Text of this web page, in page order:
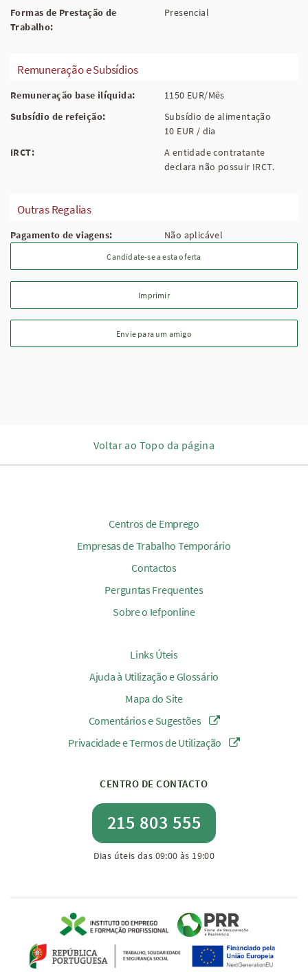
Formas de Prestação de
Trabalho:
Presencial
Remuneração e Subsídios
Remuneração base ilíquida:
1150 EUR/Mês
Subsídio de refeição:
Subsídio de alimentação
10 EUR / dia
IRCT:
A entidade contratante
declara não possuir IRCT.
Outras Regalias
Pagamento de viagens: Não aplicável
Candidate-se a esta oferta
Imprimir
Envie para um amigo
Voltar ao Topo da página
Centros de Emprego
Empresas de Trabalho Temporário
Contactos
Perguntas Frequentes
Sobre o Iefponline
Links Úteis
Ajuda à Utilização e Glossário
Mapa do Site
Comentários e Sugestões
Privacidade e Termos de Utilização
CENTRO DE CONTACTO
215 803 555
Dias úteis das 09:00 às 19:00